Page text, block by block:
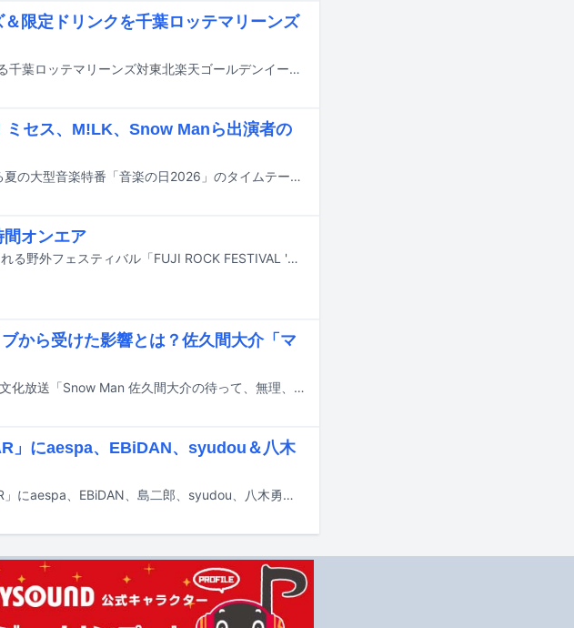
限定ドリンクを千葉ロッテマリーンズ
7月23日に千葉・ZOZOマリンスタジアムで行われる千葉ロッテマリーンズ対東北楽天ゴールデンイーグルス戦にて、乃木坂46の小川彩と柴田柚菜の「BLACK SUMMER WEEK（BSW）」コラボグッズおよびコラボドリンクが販売される。
ミセス、M!LK、Snow Manら出演者の
明日7月18日にTBS系で8時間にわたって放送される夏の大型音楽特番「音楽の日2026」のタイムテーブルが発表された。
間オンエア
7月24日から26日まで新潟・苗場スキー場で開催される野外フェスティバル「FUJI ROCK FESTIVAL '26」の模様が、9月19日から21日の3日間にわたりフジテレビNEXT ライブ・プレミアムおよびフジテレビNEXTsmartで放送、配信される。
から受けた影響とは？佐久間大介「マ
Snow Manの佐久間大介がパーソナリティを務める文化放送「Snow Man 佐久間大介の待って、無理、しんどい、、」の7月18日放送回に、にじさんじのVtuber・甲斐田晴がゲスト出演する。
」にaespa、EBiDAN、syudou＆八木
7月23日にフジテレビで放送される音楽番組「STAR」にaespa、EBiDAN、島二郎、syudou、八木勇征、純烈、ちいかわ、TREASURE、乃木坂46が出演する。